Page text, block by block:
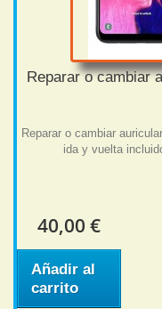
Reparar o cambiar
Reparar o cambiar
ida y vuelta
40,00 €
Añadir al
carrito